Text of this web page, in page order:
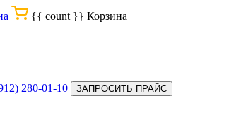
{{ count }} Корзина
280-01-10 ЗАПРОСИТЬ ПРАЙС